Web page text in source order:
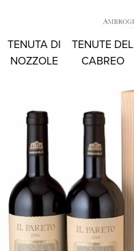
TENUTA DI
NOZZOLE
TENUTE DEL
CABREO